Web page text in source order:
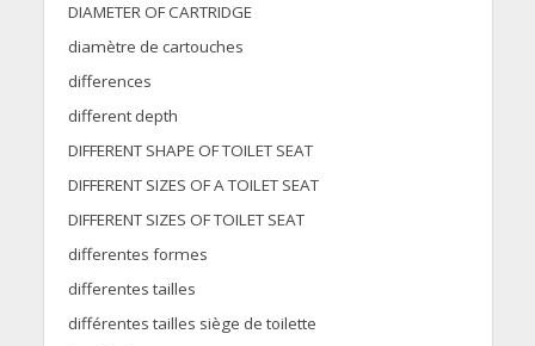
DIAMETER OF CARTRIDGE
diamètre de cartouches
differences
different depth
DIFFERENT SHAPE OF TOILET SEAT
DIFFERENT SIZES OF A TOILET SEAT
DIFFERENT SIZES OF TOILET SEAT
differentes formes
differentes tailles
différentes tailles siège de toilette